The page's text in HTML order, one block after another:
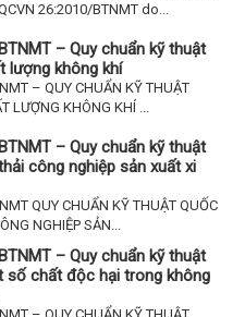
26:2010/BTNMT do...
– Quy chuẩn kỹ thuật
lượng không khí
– QUY CHUẨN KỸ THUẬT
LƯỢNG KHÔNG KHÍ ...
– Quy chuẩn kỹ thuật
công nghiệp sản xuất xi
QUY CHUẨN KỸ THUẬT QUỐC
NGHIỆP SẢN...
– Quy chuẩn kỹ thuật
số chất độc hại trong không